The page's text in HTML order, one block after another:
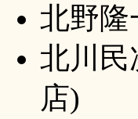
北野隆
北川民
店)